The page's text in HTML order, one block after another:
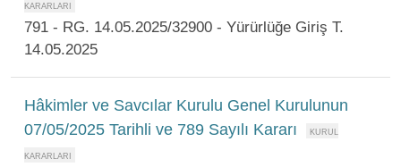
791 - RG. 14.05.2025/32900 - Yürürlüğe Giriş T.
14.05.2025
Hâkimler ve Savcılar Kurulu Genel Kurulunun
07/05/2025 Tarihli ve 789 Sayılı Kararı